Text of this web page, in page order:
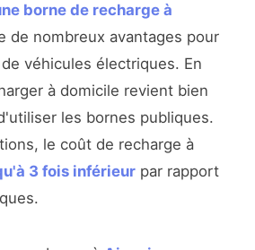
borne de recharge à
de nombreux avantages pour
véhicules électriques. En
à domicile revient bien
les bornes publiques.
le coût de recharge à
3 fois inférieur par rapport